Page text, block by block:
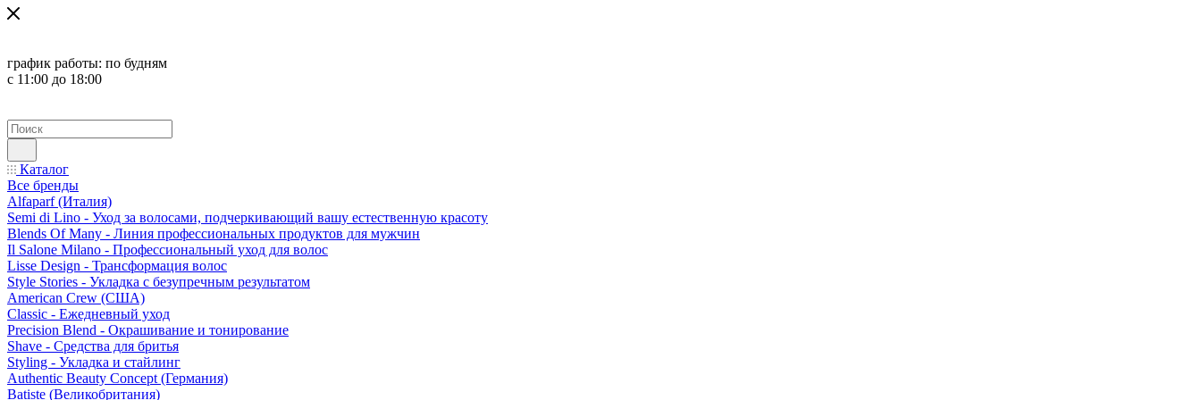
график работы: по будням
с 11:00 до 18:00
Каталог
Все бренды
Alfaparf (Италия)
Semi di Lino - Уход за волосами, подчеркивающий вашу естественную красоту
Blends Of Many - Линия профессиональных продуктов для мужчин
Il Salone Milano - Профессиональный уход для волос
Lisse Design - Трансформация волос
Style Stories - Укладка с безупречным результатом
American Crew (США)
Classic - Ежедневный уход
Precision Blend - Окрашивание и тонирование
Shave - Средства для бритья
Styling - Укладка и стайлинг
Authentic Beauty Concept (Германия)
Batiste (Великобритания)